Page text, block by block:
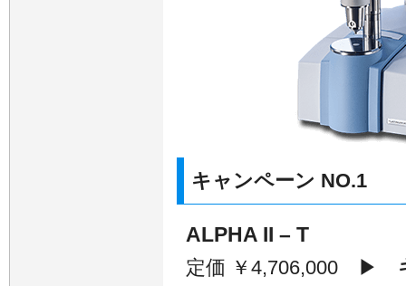
キャンペーン NO.1
ALPHA II – T
定価 ￥4,706,000 ▶